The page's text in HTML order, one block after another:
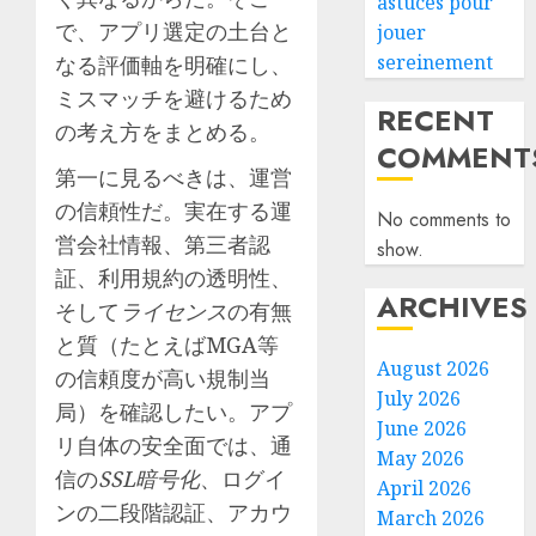
で、アプリ選定の土台と
なる評価軸を明確にし、
ミスマッチを避けるため
の考え方をまとめる。
第一に見るべきは、運営
の信頼性だ。実在する運
営会社情報、第三者認
証、利用規約の透明性、
そして ライセンスの有無
と質（たとえばMGA等
の信頼度が高い規制当
局）を確認したい。アプ
リ自体の安全面では、通
信のSSL暗号化、ログイ
ンの二段階認証、アカウ
jouer
sereinement
RECENT
No comments to
show.
ARCHIVES
August 2026
July 2026
June 2026
May 2026
April 2026
March 2026